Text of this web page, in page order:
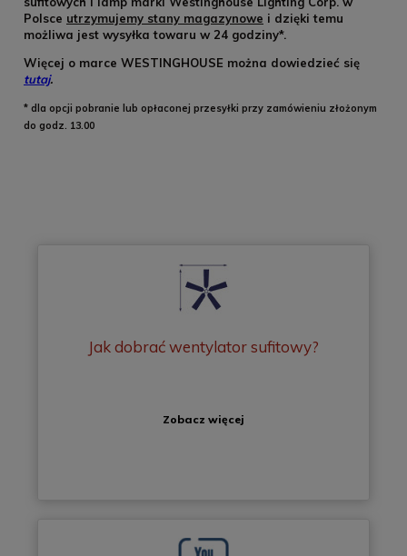
Jak dobrać wentylator sufitowy?
Zobacz więcej
Polsce utrzymujemy stany magazynowe i dzięki temu
możliwa jest wysyłka towaru w 24 godziny*.
Więcej o marce WESTINGHOUSE można dowiedzieć się
tutaj.
* dla opcji pobranie lub opłaconej przesyłki przy zamówieniu złożonym
do godz. 13.00